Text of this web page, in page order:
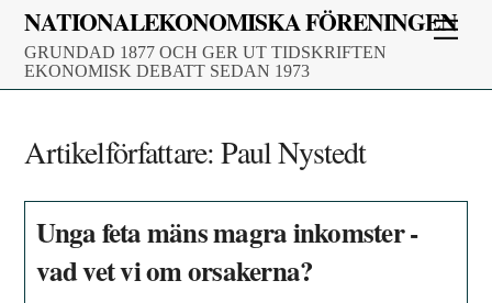
Skip
content
NATIONALEKONOMISKA FÖRENINGEN
GRUNDAD 1877 OCH GER UT TIDSKRIFTEN
EKONOMISK DEBATT SEDAN 1973
Artikelförfattare:Paul Nystedt
Unga feta mäns magra inkomster -
vad vet vi om orsakerna?